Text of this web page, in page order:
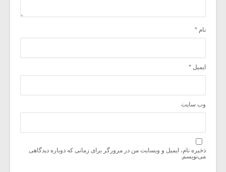
نام *
ایمیل *
وب‌ سایت
ذخیره نام، ایمیل و وبسایت من در مرورگر برای زمانی که دوباره دیدگاهی
می‌نویسم.